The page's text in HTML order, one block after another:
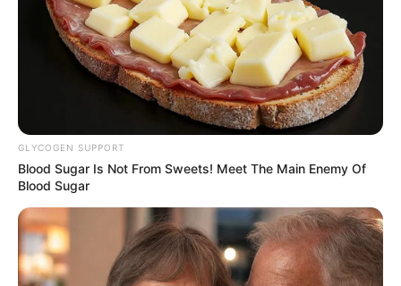
Berkat kecantikan dan penampilannya, ia mendapatkan peluang
karir yang besar. Ia pun melakukan debut melalui drama berjudul
(2018).
arrow_forward_ios Baca selengkapnya
GLYCOGEN SUPPORT
Blood Sugar Is Not From Sweets! Meet The Main Enemy Of
Blood Sugar